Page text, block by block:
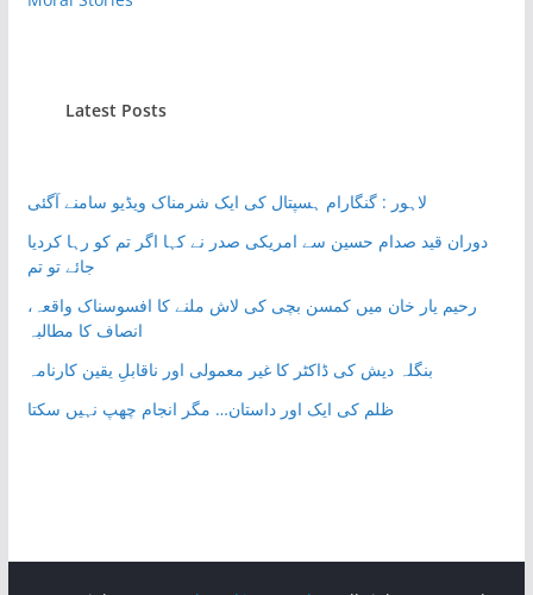
Latest Posts
لاہور : گنگارام ہسپتال کی ایک شرمناک ویڈیو سامنے آگئی
دوران قید صدام حسین سے امریکی صدر نے کہا اگر تم کو رہا کردیا
جائے تو تم
رحیم یار خان میں کمسن بچی کی لاش ملنے کا افسوسناک واقعہ،
انصاف کا مطالبہ
بنگلہ دیش کی ڈاکٹر کا غیر معمولی اور ناقابلِ یقین کارنامہ
ظلم کی ایک اور داستان… مگر انجام چھپ نہیں سکتا